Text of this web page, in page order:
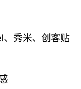
、秀米、创客贴